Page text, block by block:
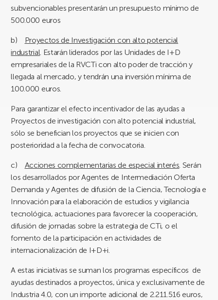
subvencionables presentarán un presupuesto mínimo de
500.000 euros
b) Proyectos de Investigación con alto potencial
industrial. Estarán liderados por las Unidades de I+D
empresariales de la RVCTi con alto poder de tracción y
llegada al mercado, y tendrán una inversión mínima de
100.000 euros.
Para garantizar el efecto incentivador de las ayudas a
Proyectos de investigación con alto potencial industrial,
sólo se benefician los proyectos que se inicien con
posterioridad a la fecha de convocatoria.
c) Acciones complementarias de especial interés. Serán
los desarrollados por Agentes de Intermediación Oferta
Demanda y Agentes de difusión de la Ciencia, Tecnología e
Innovación para la elaboración de estudios y vigilancia
tecnológica, actuaciones para favorecer la cooperación,
difusión de jornadas sobre la estrategia de CTi, o el
fomento de la participación en actividades de
internacionalización de I+D+i.
A estas iniciativas se suman los programas específicos de
ayudas destinados a proyectos, única y exclusivamente de
Industria 4.0, con un importe adicional de 2.211.516 euros,